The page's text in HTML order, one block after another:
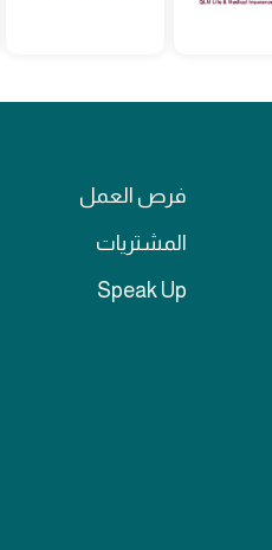
فرص العمل
المشتريات
Speak Up